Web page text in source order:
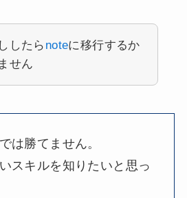
したら noteに移行するか
せん
は勝てません。
スキルを知りたいと思っ